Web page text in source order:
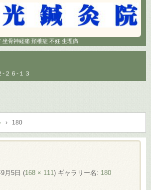
坐骨神経痛 頚椎症 不妊 生理痛
-２６-１３
› 180
月5日 (168 × 111) ギャラリー名: 180